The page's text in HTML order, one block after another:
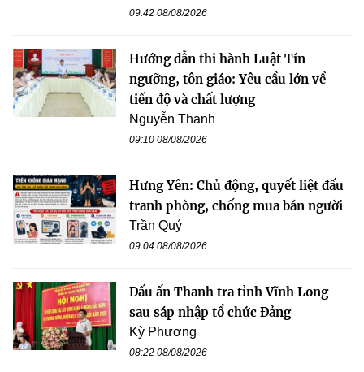
09:42 08/08/2026
Hướng dẫn thi hành Luật Tín
ngưỡng, tôn giáo: Yêu cầu lớn về
tiến độ và chất lượng
Nguyễn Thanh
09:10 08/08/2026
Hưng Yên: Chủ động, quyết liệt đấu
tranh phòng, chống mua bán người
Trần Quý
09:04 08/08/2026
Dấu ấn Thanh tra tỉnh Vĩnh Long
sau sáp nhập tổ chức Đảng
Kỳ Phương
08:22 08/08/2026